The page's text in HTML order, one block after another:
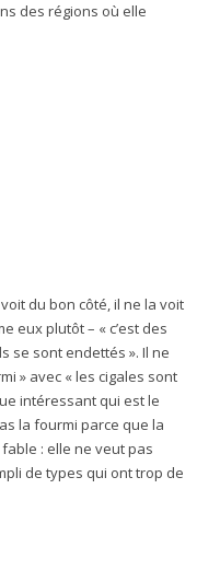
des régions où elle
du bon côté, il ne la voit
eux plutôt – « c’est des
se sont endettés ». Il ne
» avec « les cigales sont
intéressant qui est le
la fourmi parce que la
: elle ne veut pas
de types qui ont trop de